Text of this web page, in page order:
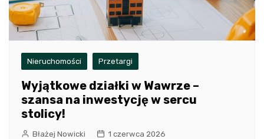
Nieruchomości Przetargi
Wyjątkowe działki w Wawrze –
szansa na inwestycję w sercu
stolicy!
Błażej Nowicki 1 czerwca 2026